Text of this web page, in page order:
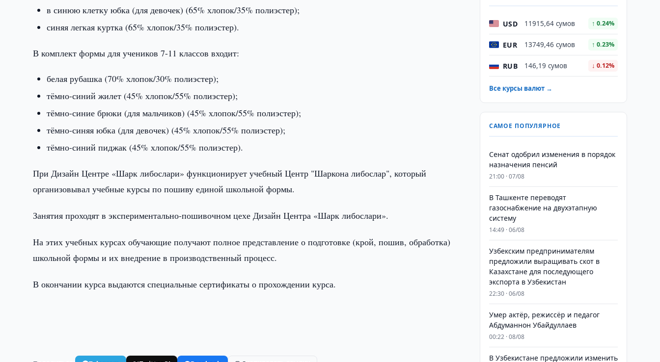
в синюю клетку юбка (для девочек) (65% хлопок/35% полиэстер);
синяя легкая куртка (65% хлопок/35% полиэстер).
В комплект формы для учеников 7-11 классов входит:
белая рубашка (70% хлопок/30% полиэстер);
тёмно-синий жилет (45% хлопок/55% полиэстер);
тёмно-синие брюки (для мальчиков) (45% хлопок/55% полиэстер);
тёмно-синяя юбка (для девочек) (45% хлопок/55% полиэстер);
тёмно-синий пиджак (45% хлопок/55% полиэстер).
При Дизайн Центре «Шарк либослари» функционирует учебный Центр "Шаркона либослар", который
организовывал учебные курсы по пошиву единой школьной формы.
Занятия проходят в экспериментально-пошивочном цехе Дизайн Центра «Шарк либослари».
На этих учебных курсах обучающие получают полное представление о подготовке (крой, пошив, обработка)
школьной формы и их внедрение в производственный процесс.
В окончании курса выдаются специальные сертификаты о прохождении курса.
USD 11915,64 сумов ↑ 0.24%
EUR 13749,46 сумов ↑ 0.23%
RUB 146,19 сумов ↓ 0.12%
Все курсы валют →
САМОЕ ПОПУЛЯРНОЕ
Сенат одобрил изменения в порядок
назначения пенсий
21:00 · 07/08
В Ташкенте переводят
газоснабжение на двухэтапную
систему
14:49 · 06/08
Узбекским предпринимателям
предложили выращивать скот в
Казахстане для последующего
экспорта в Узбекистан
22:30 · 06/08
Умер актёр, режиссёр и педагог
Абдуманнон Убайдуллаев
00:22 · 08/08
В Узбекистане предложили изменить